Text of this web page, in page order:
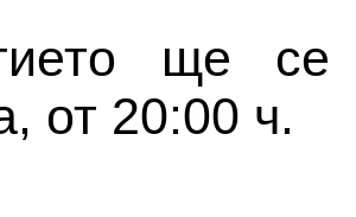
ще се
от 20:00 ч.